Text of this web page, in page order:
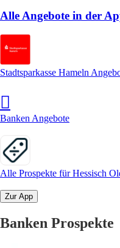
Alle Angebote in der
Stadtsparkasse Hameln
Banken Angebote
Alle Prospekte für Hessisch
Zur App
Banken Prospekte